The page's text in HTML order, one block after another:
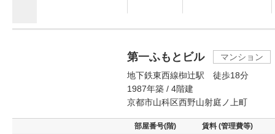
第一ふもとビル
マンション
地下鉄東西線椥辻駅 徒歩18分
1987年築 / 4階建
京都市山科区西野山射庭ノ上町
部屋番号(階) 賃料 (管理費等)